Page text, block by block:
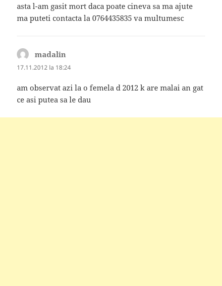
asta l-am gasit mort daca poate cineva sa ma ajute
ma puteti contacta la 0764435835 va multumesc
madalin
17.11.2012 la 18:24
am observat azi la o femela d 2012 k are malai an gat
ce asi putea sa le dau